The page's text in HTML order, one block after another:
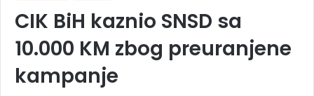
CIK BiH kaznio SNSD sa
10.000 KM zbog preuranjene
kampanje